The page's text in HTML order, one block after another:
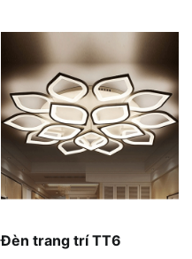
Đèn trang trí TT6